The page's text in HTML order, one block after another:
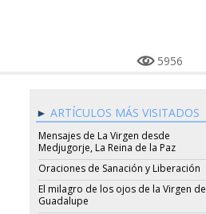
5956
ARTÍCULOS MÁS VISITADOS
Mensajes de La Virgen desde
Medjugorje, La Reina de la Paz
Oraciones de Sanación y Liberación
El milagro de los ojos de la Virgen de
Guadalupe